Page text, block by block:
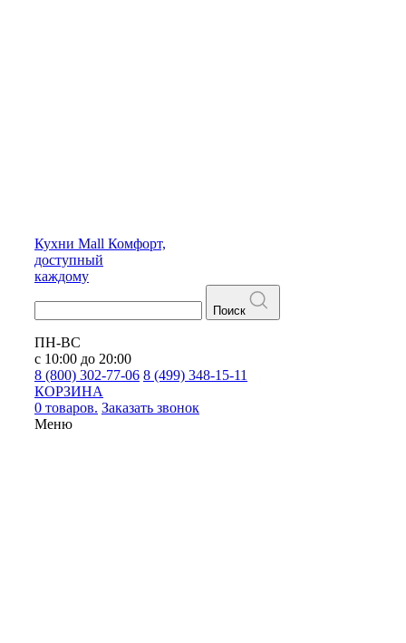
Кухни Mall Комфорт,
доступный
каждому
Поиск
ПН-ВС
с 10:00 до 20:00
8 (800) 302-77-06 8 (499) 348-15-11
КОРЗИНА
0 товаров. Заказать звонок
Меню